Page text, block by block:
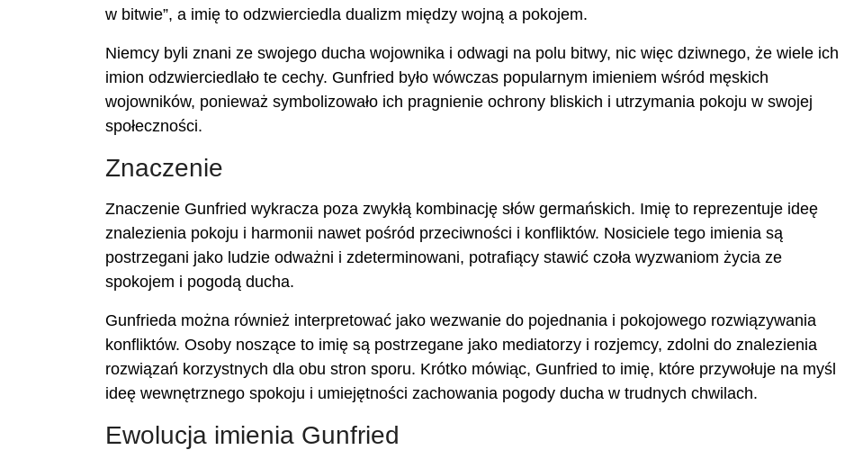
w bitwie”, a imię to odzwierciedla dualizm między wojną a pokojem.
Niemcy byli znani ze swojego ducha wojownika i odwagi na polu bitwy, nic więc dziwnego, że wiele ich
imion odzwierciedlało te cechy. Gunfried było wówczas popularnym imieniem wśród męskich
wojowników, ponieważ symbolizowało ich pragnienie ochrony bliskich i utrzymania pokoju w swojej
społeczności.
Znaczenie
Znaczenie Gunfried wykracza poza zwykłą kombinację słów germańskich. Imię to reprezentuje ideę
znalezienia pokoju i harmonii nawet pośród przeciwności i konfliktów. Nosiciele tego imienia są
postrzegani jako ludzie odważni i zdeterminowani, potrafiący stawić czoła wyzwaniom życia ze
spokojem i pogodą ducha.
Gunfrieda można również interpretować jako wezwanie do pojednania i pokojowego rozwiązywania
konfliktów. Osoby noszące to imię są postrzegane jako mediatorzy i rozjemcy, zdolni do znalezienia
rozwiązań korzystnych dla obu stron sporu. Krótko mówiąc, Gunfried to imię, które przywołuje na myśl
ideę wewnętrznego spokoju i umiejętności zachowania pogody ducha w trudnych chwilach.
Ewolucja imienia Gunfried